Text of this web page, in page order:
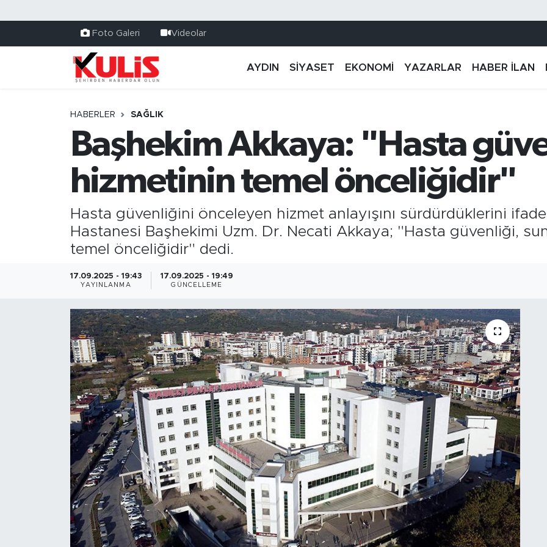
Foto Galeri Videolar
AYDIN SİYASET EKONOMİ YAZARLAR HABER İLAN
HABERLER SAĞLIK
Başhekim Akkaya: "Hasta
hizmetinin temel önceliğidir"
Hasta güvenliğini önceleyen hizmet anlayışını sürdürdüklerini
Hastanesi Başhekimi Uzm. Dr. Necati Akkaya; "Hasta güvenliği,
temel önceliğidir" dedi.
17.09.2025 - 19:43
YAYINLANMA
17.09.2025 - 19:49
GÜNCELLEME